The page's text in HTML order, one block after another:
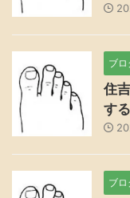
ブロ
住
す
ブロ